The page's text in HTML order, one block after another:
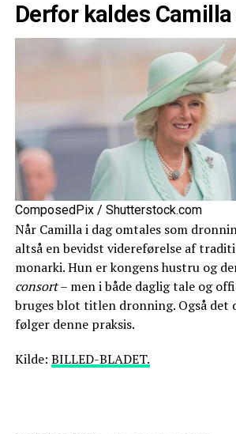
Derfor kaldes
ComposedPix / Shutterstock.com
Når Camilla i dag omtales som
altså en bevidst videreførelse af
monarki. Hun er kongens hustru og
consort– men i både daglig tale og
bruges blot titlen dronning. Også det
følger denne praksis.
Kilde: BILLED-BLADET.